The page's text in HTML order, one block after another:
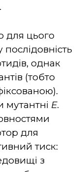
для цього
однак
(тобто
мутантні E.
для
тиск:
з